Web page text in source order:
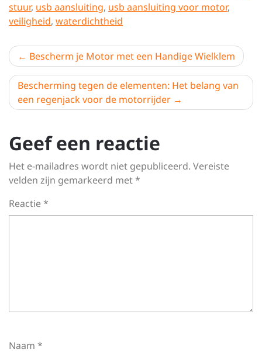
stuur, usb aansluiting, usb aansluiting voor motor,
veiligheid, waterdichtheid
Berichtnavigatie
Bescherm je Motor met een Handige Wielklem
Bescherming tegen de elementen: Het belang van
een regenjack voor de motorrijder
Geef een reactie
Het e-mailadres wordt niet gepubliceerd. Vereiste
velden zijn gemarkeerd met*
Reactie*
Naam *